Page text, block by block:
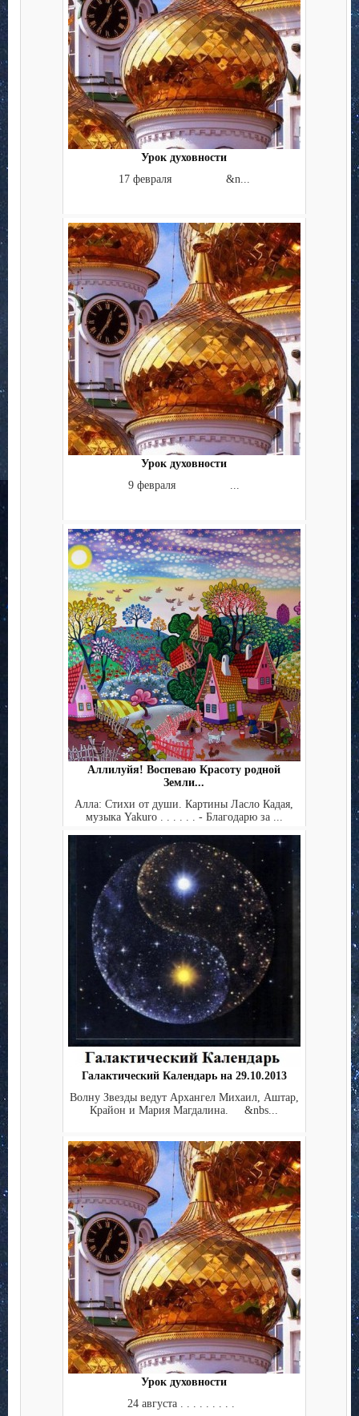
Урок духовности
17 февраля &n...
Урок духовности
9 февраля ...
Аллилуйя! Воспеваю Красоту родной
Земли...
Алла: Стихи от души. Картины Ласло Кадая,
музыка Yakuro . . . . . . - Благодарю за ...
Галактический Календарь на 29.10.2013
Волну Звезды ведут Архангел Михаил, Аштар,
Крайон и Мария Магдалина. &nbs...
Урок духовности
24 августа . . . . . . . . .